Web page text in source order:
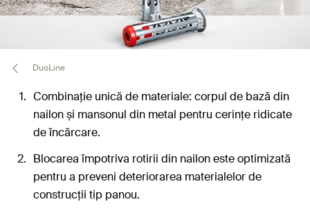
DuoLine
Combinație unică de materiale: corpul de bază din
nailon și mansonul din metal pentru cerințe ridicate
de încărcare.
Blocarea împotriva rotirii din nailon este optimizată
pentru a preveni deteriorarea materialelor de
construcții tip panou.